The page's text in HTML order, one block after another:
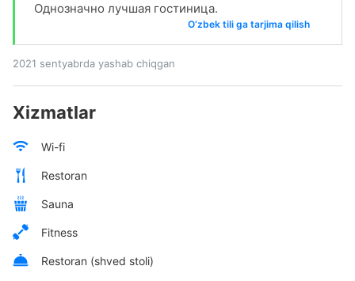
Однозначно лучшая гостиница.
O‘zbek tili ga tarjima qilish
2021 sentyabrda yashab chiqgan
Xizmatlar
Wi-fi
Restoran
Sauna
Fitness
Restoran (shved stoli)